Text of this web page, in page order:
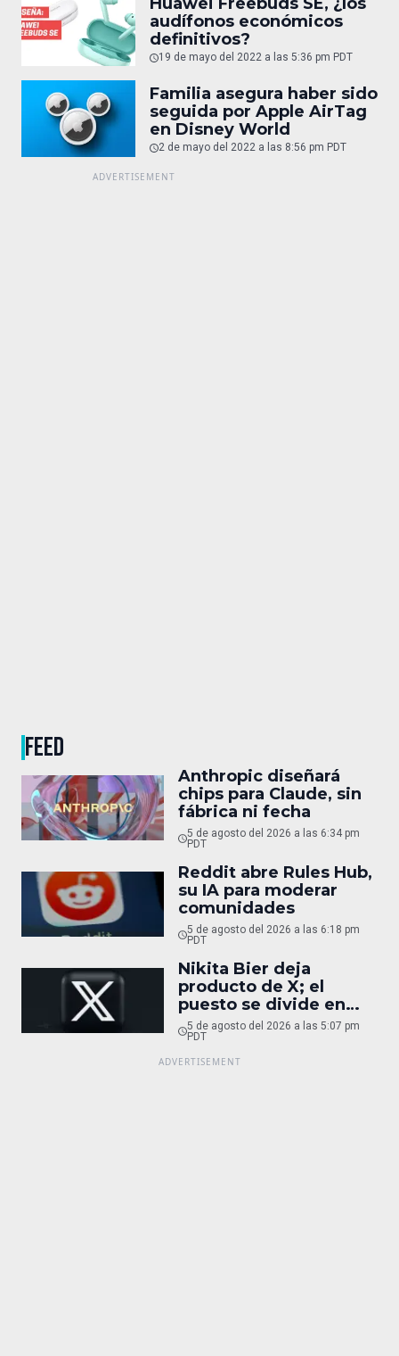
audífonos económicos
definitivos?
19 de mayo del 2022 a las 5:36 pm PDT
Familia asegura haber sido
seguida por Apple AirTag
en Disney World
2 de mayo del 2022 a las 8:56 pm PDT
FEED
Anthropic diseñará
chips para Claude, sin
fábrica ni fecha
5 de agosto del 2026 a las 6:34 pm
PDT
Reddit abre Rules Hub,
su IA para moderar
comunidades
5 de agosto del 2026 a las 6:18 pm
PDT
Nikita Bier deja
producto de X; el
puesto se divide en
tres
5 de agosto del 2026 a las 5:07 pm
PDT